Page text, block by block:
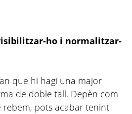
ho i normalitzar-
que hi hagi una major
de doble tall. Depèn com
pots acabar tenint